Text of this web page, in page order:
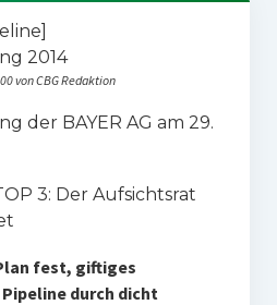
2014
von CBG Redaktion
der BAYER AG am 29.
3: Der Aufsichtsrat
fest, giftiges
durch dicht